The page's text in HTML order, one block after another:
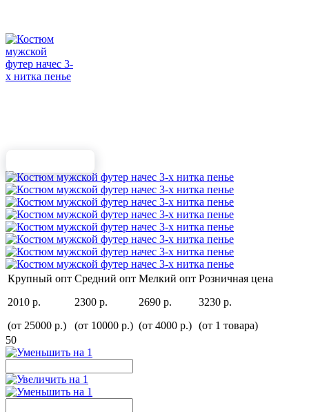
Крупный опт
2010 р.
(от 25000 р.)
Средний опт
2300 р.
(от 10000 р.)
Мелкий опт
2690 р.
(от 4000 р.)
Розничная цена
3230 р.
(от 1 товара)
50